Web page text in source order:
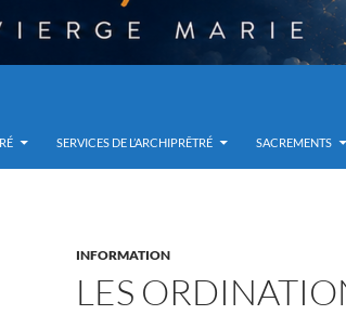
SERVICES DE L’ARCHIPRÊTRÉ SACREMENTS
INFORMATION
LES